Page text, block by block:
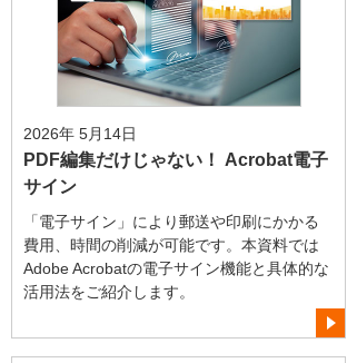
2026年 5月14日
PDF編集だけじゃない！ Acrobat電子
サイン
「電子サイン」により郵送や印刷にかかる
費用、時間の削減が可能です。本資料では
Adobe Acrobatの電子サイン機能と具体的な
活用法をご紹介します。